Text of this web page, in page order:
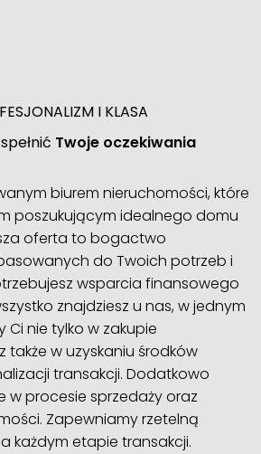
I KLASA
Twoje oczekiwania
biurem nieruchomości, które
poszukującym idealnego domu
oferta to bogactwo
do Twoich potrzeb i
wsparcia finansowego
znajdziesz u nas, w jednym
Ci nie tylko w zakupie
także w uzyskaniu środków
transakcji. Dodatkowo
w procesie sprzedaży oraz
Zapewniamy rzetelną
każdym etapie transakcji.